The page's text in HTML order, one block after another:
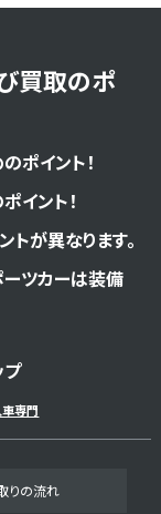
買取のポ
ポイント！
イント！
が異なります。
ツカーは装備
専門
りの流れ